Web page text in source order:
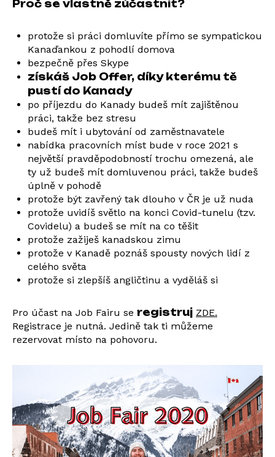
Proč se vlastně zúčastnit?
protože si práci domluvíte přímo se sympatickou
Kanaďankou z pohodlí domova
bezpečně přes Skype
získáš Job Offer, díky kterému tě
pustí do Kanady
po příjezdu do Kanady budeš mít zajištěnou
práci, takže bez stresu
budeš mít i ubytování od zaměstnavatele
nabídka pracovních míst bude v roce 2021 s
největší pravděpodobností trochu omezená, ale
ty už budeš mít domluvenou práci, takže budeš
úplně v pohodě
protože být zavřený tak dlouho v ČR je už nuda
protože uvidíš světlo na konci Covid-tunelu (tzv.
Covidelu) a budeš se mít na co těšit
protože zažiješ kanadskou zimu
protože v Kanadě poznáš spousty nových lidí z
celého světa
protože si zlepšíš angličtinu a vyděláš si
Pro účast na Job Fairu se registruj ZDE.
Registrace je nutná. Jedině tak ti můžeme
rezervovat místo na pohovoru.